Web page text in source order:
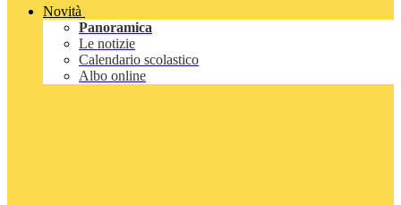
Novità
Panoramica
Le notizie
Calendario scolastico
Albo online